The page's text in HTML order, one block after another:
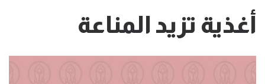
أغذية تزيد المناعة